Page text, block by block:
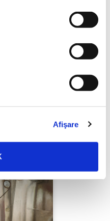
Afişare
identității